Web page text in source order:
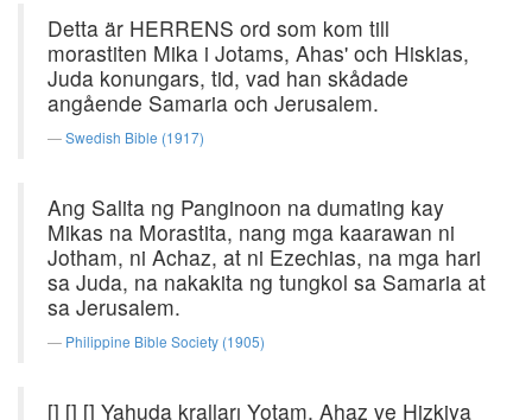
Detta är HERRENS ord som kom till
morastiten Mika i Jotams, Ahas' och Hiskias,
Juda konungars, tid, vad han skådade
angående Samaria och Jerusalem.
Swedish Bible (1917)
Ang Salita ng Panginoon na dumating kay
Mikas na Morastita, nang mga kaarawan ni
Jotham, ni Achaz, at ni Ezechias, na mga hari
sa Juda, na nakakita ng tungkol sa Samaria at
sa Jerusalem.
Philippine Bible Society (1905)
[] [] [] Yahuda kralları Yotam, Ahaz ve Hizkiya